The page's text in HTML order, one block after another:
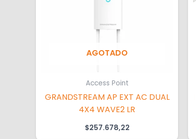
AGOTADO
Access Point
GRANDSTREAM AP EXT AC DUAL
4X4 WAVE2 LR
$257.678,22